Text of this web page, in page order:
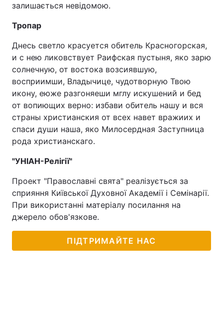
залишається невідомою.
Тропар
Днесь светло красуется обитель Красногорская,
и с нею ликовствует Раифская пустыня, яко зарю
солнечную, от востока возсиявшую,
восприимши, Владычице, чудотворную Твою
икону, еюже разгоняеши мглу искушений и бед
от вопиющих верно: избави обитель нашу и вся
страны христианския от всех навет вражиих и
спаси души наша, яко Милосердная Заступница
рода христианскаго.
"УНІАН-Релігії"
Проект "Православні свята" реалізується за
сприяння Київської Духовної Академії і Семінарії.
При використанні матеріалу посилання на
джерело обов'язкове.
ПІДТРИМАЙТЕ НАС